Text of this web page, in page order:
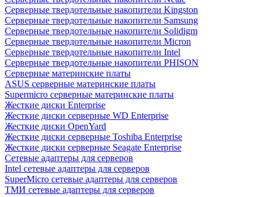
Cерверные твердотельные накопители Kingston
Cерверные твердотельные накопители Samsung
Cерверные твердотельные накопители Solidigm
Cерверные твердотельные накопители Micron
Cерверные твердотельные накопители Intel
Cерверные твердотельные накопители PHISON
Серверные материнские платы
ASUS серверные материнские платы
Supermicro серверные материнские платы
Жесткие диски Enterprise
Жесткие диски серверные WD Enterprise
Жесткие диски OpenYard
Жесткие диски серверные Toshiba Enterprise
Жесткие диски серверные Seagate Enterprise
Сетевые адаптеры для серверов
Intel сетевые адаптеры для серверов
SuperMicro сетевые адаптеры для серверов
ТМИ сетевые адаптеры для серверов